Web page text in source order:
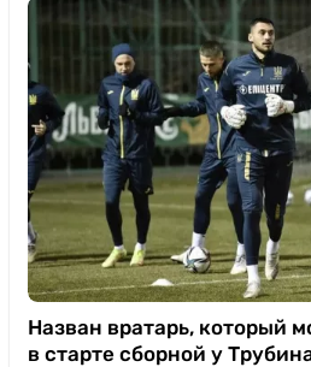
Назван вратарь, который
в старте сборной у